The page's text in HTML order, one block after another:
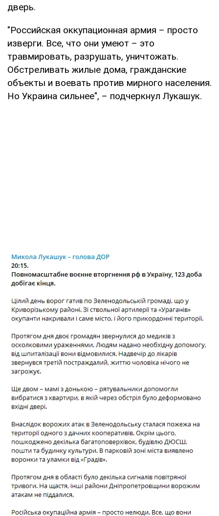
дверь.
"Российская оккупационная армия – просто
изверги. Все, что они умеют – это
травмировать, разрушать, уничтожать.
Обстреливать жилые дома, гражданские
объекты и воевать против мирного населения.
Но Украина сильнее", – подчеркнул Лукашук.